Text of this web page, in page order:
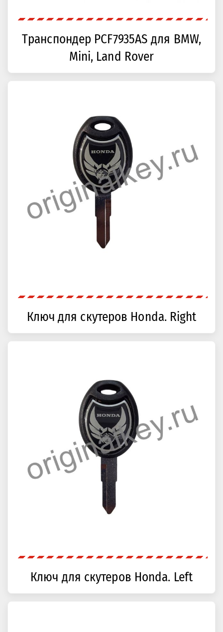
Транспондер PCF7935AS для BMW,
Mini, Land Rover
Ключ для скутеров Honda. Right
Ключ для скутеров Honda. Left